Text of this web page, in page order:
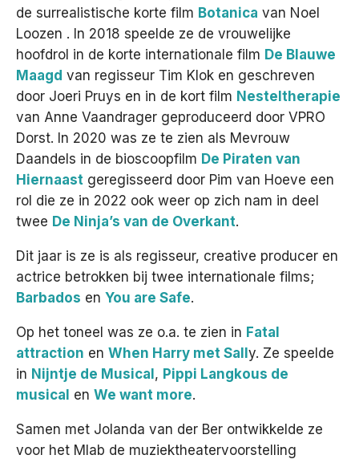
de surrealistische korte film Botanica van Noel
Loozen . In 2018 speelde ze de vrouwelijke
hoofdrol in de korte internationale film De Blauwe
Maagd van regisseur Tim Klok en geschreven
door Joeri Pruys en in de kort film Nesteltherapie
van Anne Vaandrager geproduceerd door VPRO
Dorst. In 2020 was ze te zien als Mevrouw
Daandels in de bioscoopfilm De Piraten van
Hiernaast geregisseerd door Pim van Hoeve een
rol die ze in 2022 ook weer op zich nam in deel
twee De Ninja’s van de Overkant.
Dit jaar is ze is als regisseur, creative producer en
actrice betrokken bij twee internationale films;
Barbados en You are Safe.
Op het toneel was ze o.a. te zien in Fatal
attraction en When Harry met Sall y. Ze speelde
in Nijntje de Musical , Pippi Langkous de
musical en We want more.
Samen met Jolanda van der Ber ontwikkelde ze
voor het Mlab de muziektheatervoorstelling